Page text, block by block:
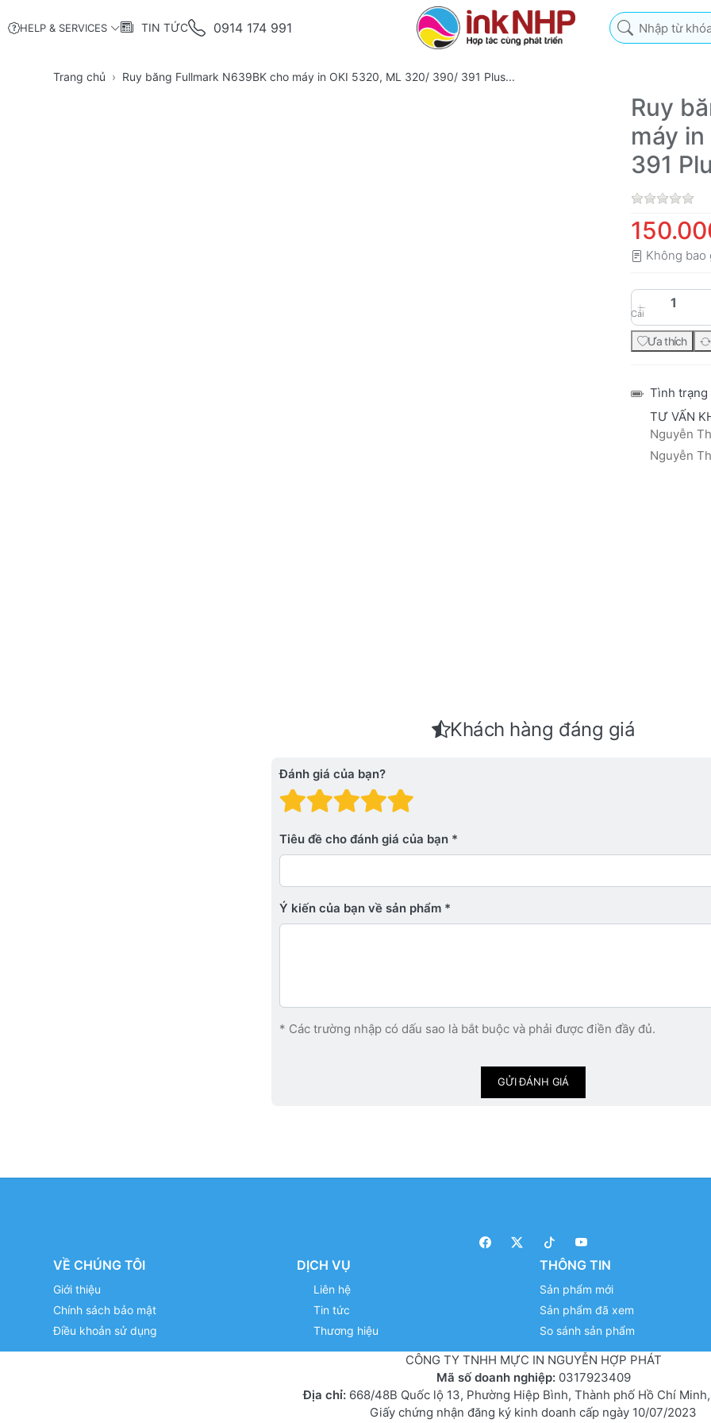
HELP & SERVICES TIN TỨC 0914 174 991
Nhập từ khóa tìm
Trang chủ Ruy băng Fullmark N639BK cho máy in OKI 5320, ML 320/ 390/ 391 Plus...
Ruy
máy
391
Không bao
Cái
Ưa thích
Tình trạng
TƯ VẤN
Nguyễn
Nguyễn
Khách hàng đáng giá
Đánh giá của bạn?
Đánh giá: 4 trên 5 sao.
Đánh giá: 3 trên 5 sao.
Đánh giá: 2 trên 5 sao.
Đánh giá: 1 trên 5 sao. Xấu
Tiêu đề cho đánh giá của bạn
Ý kiến ​​của bạn về sản phẩm
* Các trường nhập có dấu sao là bắt buộc và phải được điền đầy đủ.
GỬI ĐÁNH GIÁ
VỀ CHÚNG TÔI
Giới thiệu
Chính sách bảo mật
Điều khoản sử dụng
DỊCH VỤ
Liên hệ
Tin tức
Thương hiệu
THÔNG TIN
Sản phẩm mới
Sản phẩm đã xem
So sánh sản phẩm
CÔNG TY TNHH MỰC IN NGUYỄN HỢP PHÁT
Mã số doanh nghiệp: 0317923409
Địa chỉ:668/48B Quốc lộ 13, Phường Hiệp Bình, Thành phố Hồ Chí
Giấy chứng nhận đăng ký kinh doanh cấp ngày 10/07/2023